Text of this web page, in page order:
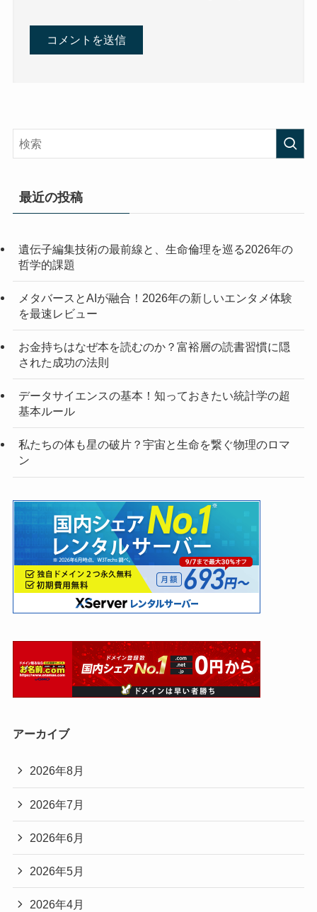
最近の投稿
遺伝子編集技術の最前線と、生命倫理を巡る2026年の
哲学的課題
メタバースとAIが融合！2026年の新しいエンタメ体験
を最速レビュー
お金持ちはなぜ本を読むのか？富裕層の読書習慣に隠
された成功の法則
データサイエンスの基本！知っておきたい統計学の超
基本ルール
私たちの体も星の破片？宇宙と生命を繋ぐ物理のロマ
ン
アーカイブ
2026年8月
2026年7月
2026年6月
2026年5月
2026年4月